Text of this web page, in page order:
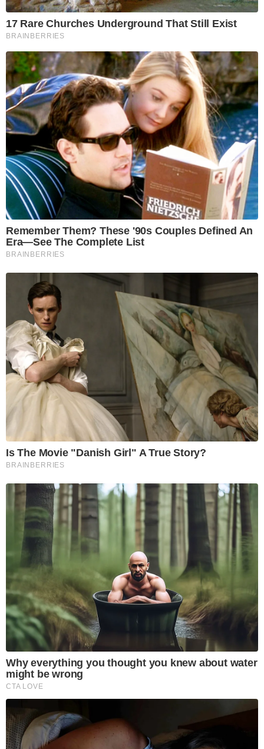
17 Rare Churches Underground That Still Exist
BRAINBERRIES
Remember Them? These '90s Couples Defined An
Era—See The Complete List
BRAINBERRIES
Is The Movie "Danish Girl" A True Story?
BRAINBERRIES
Why everything you thought you knew about water
might be wrong
CTA LOVE